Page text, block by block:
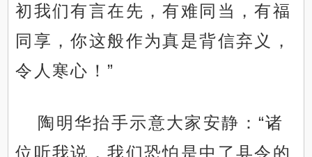
初我们有言在先，有难同当，有福
同享，你这般作为真是背信弃义，
令人寒心！”
陶明华抬手示意大家安静：“诸
位听我说，我们恐怕是中了县令的